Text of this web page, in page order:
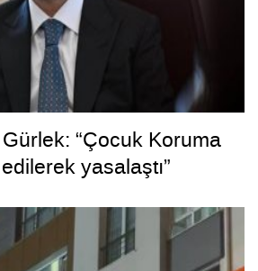
“Çocuk Koruma
yasalaştı”